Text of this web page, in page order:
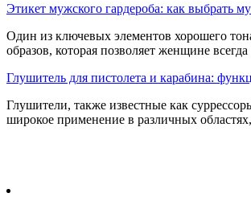
Этикет мужского гардероба: как выбрать
Один из ключевых элементов хорошего
образов, которая позволяет женщине
Глушитель для пистолета и карабина:
Глушители, также известные как
широкое применение в различных